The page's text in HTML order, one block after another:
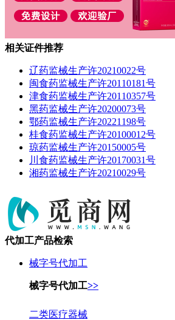
相关证件推荐
辽药监械生产许20210022号
闽食药监械生产许20110181号
津食药监械生产许20110357号
黑药监械生产许20200073号
鄂药监械生产许20221198号
桂食药监械生产许20100012号
琼药监械生产许20150005号
川食药监械生产许20170031号
湘药监械生产许20210029号
代加工产品检索
械字号代加工
械字号代加工>>
二类医疗器械